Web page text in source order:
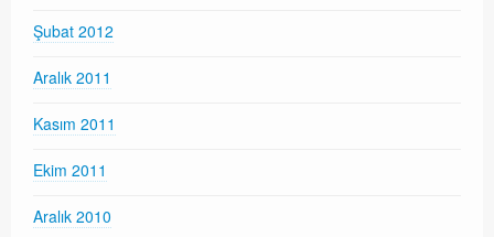
Şubat 2012
Aralık 2011
Kasım 2011
Ekim 2011
Aralık 2010